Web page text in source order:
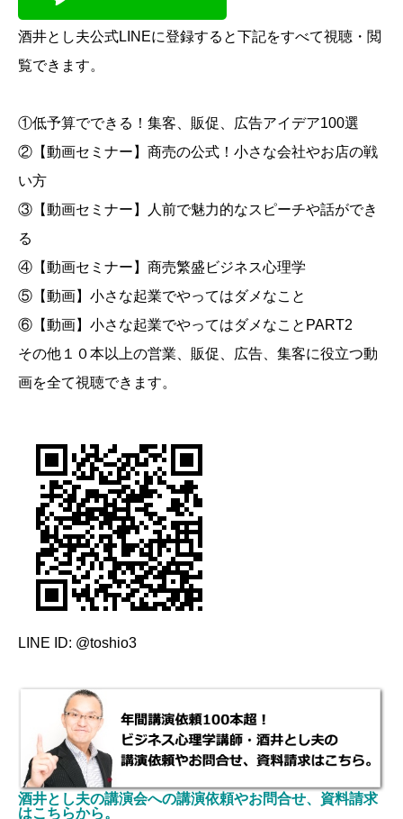
酒井とし夫公式LINEに登録すると下記をすべて視聴・閲
覧できます。
①低予算でできる！集客、販促、広告アイデア100選
②【動画セミナー】商売の公式！小さな会社やお店の戦
い方
③【動画セミナー】人前で魅力的なスピーチや話ができ
る
④【動画セミナー】商売繁盛ビジネス心理学
⑤【動画】小さな起業でやってはダメなこと
⑥【動画】小さな起業でやってはダメなことPART2
その他１０本以上の営業、販促、広告、集客に役立つ動
画を全て視聴できます。
LINE ID: @toshio3
酒井とし夫の講演会への講演依頼やお問合せ、資料請求
はこちらから。